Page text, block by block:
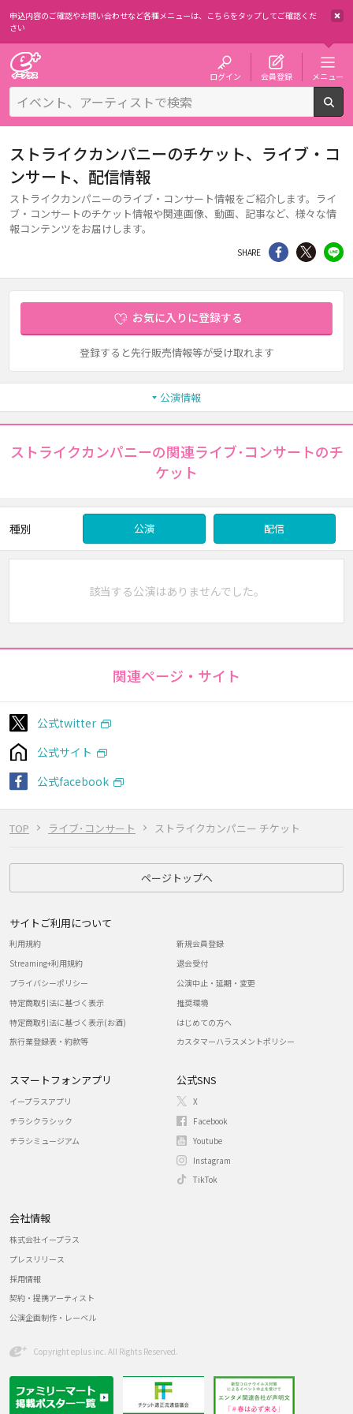
申込内容のご確認やお問い合わせなど各種メニューは、 こちらをタップしてご確認くだ
さい
ログイン 会員登録 メニュー
TOP ライブ･コンサート ストライクカンパニー チケット
ストライクカンパニーのチケット、ライブ・コ
ンサート、配信情報
ストライクカンパニーのライブ・コンサート情報をご紹介します。ライ
ブ・コンサートのチケット情報や関連画像、動画、記事など、様々な情
報コンテンツをお届けします。
SHARE シェア Twitter
お気に入りに登録する
登録すると先行販売情報等が受け取れます
公演情報
ストライクカンパニーの関連ライブ･コンサートのチ
ケット
種別 公演 配信
該当する公演はありませんでした。
関連ページ・サイト
公式twitter
公式サイト
公式facebook
ページトップへ
サイトご利用について
利用規約
Streaming+利用規約
プライバシーポリシー
特定商取引法に基づく表示
特定商取引法に基づく表示(お酒)
旅行業登録表・約款等
新規会員登録
退会受付
公演中止・延期・変更
推奨環境
はじめての方へ
カスタマーハラスメントポリシー
スマートフォンアプリ
イープラスアプリ
チラシクラシック
チラシミュージアム
公式SNS
X
Facebook
Youtube
Instagram
TikTok
会社情報
株式会社イープラス
プレスリリース
採用情報
契約・提携アーティスト
公演企画制作・レーベル
Copyright eplus inc. All Rights Reserved.